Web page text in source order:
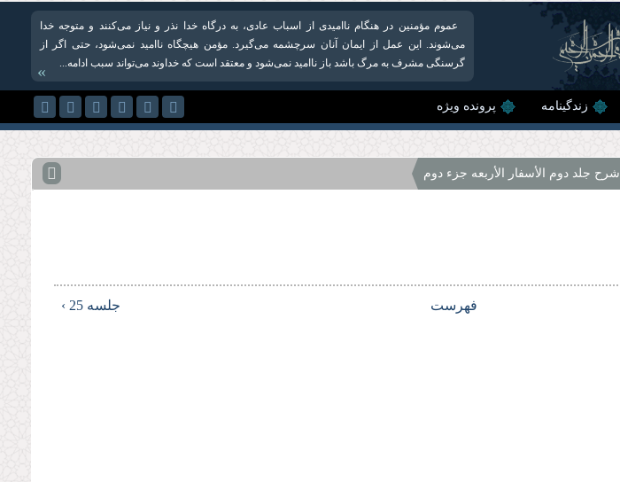
عموم مؤمنین در هنگام ناامیدی از اسباب عادی، به درگاه خدا نذر و نیاز می‌کنند و متوجه خدا
می‌شوند. این عمل از ایمان آنان سرچشمه می‌گیرد. مؤمن هیچگاه ناامید نمی‌شود، حتی اگر از
گرسنگی مشرف به مرگ باشد باز ناامید نمی‌شود و معتقد است که خداوند می‌تواند سبب ادامه...
»
زندگینامه پرونده ویژه
شرح جلد دوم الأسفار الأربعه جزء دوم
فهرست جلسه 25 ›